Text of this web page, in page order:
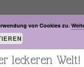
leckeren Welt!
von Cookies zu.